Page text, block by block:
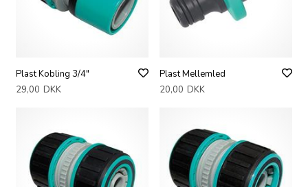
Plast Kobling 3/4"
29,00 DKK
Plast Mellemled
20,00 DKK